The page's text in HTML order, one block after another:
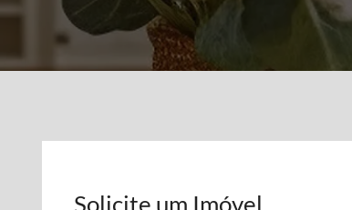
Solicite um Imóvel